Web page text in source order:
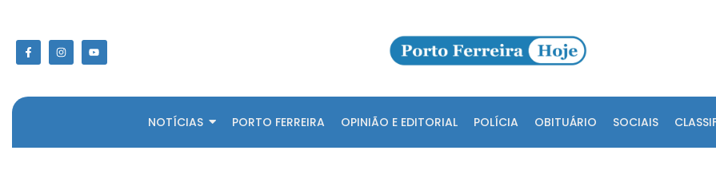
NOTÍCIAS PORTO FERREIRA OPINIÃO E EDITORIAL POLÍCIA OBITUÁRIO SOCIAIS